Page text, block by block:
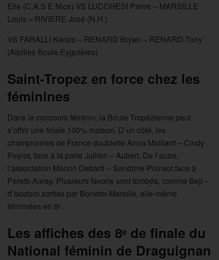
Elie (C.A.S E Nice) VS LUCCHESI Pierre – MARSILLE
Louis – RIVIERE José (N.H.)
VS FARALLI Kenzo – RENARD Bryan – RENARD Tony
(Alpilles Boule Eyguières)
Saint-Tropez en force chez les
féminines
Dans le concours féminin, la Boule Tropézienne peut
s’offrir une finale 100% maison. D’un côté, les
championnes de France doublette Anna Maillard – Cindy
Peyrot, face à la paire Jullien – Aubert. De l’autre,
l’association Manon Debard – Sandrine Poinsot face à
Peretti-Auray. Plusieurs favoris sont tombés, comme Beji –
d’Isodoro sorties par Bonetto-Marsille, elle-même
éliminées en 8e.
Les affiches des 8e de finale du
National féminin de Draguignan